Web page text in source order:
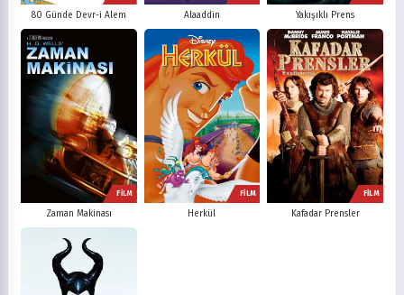
80 Günde Devr-i Alem Alaaddin Yakışıklı Prens
FİLM
Zaman Makinası
FİLM
Herkül
FİLM
Kafadar Prensler